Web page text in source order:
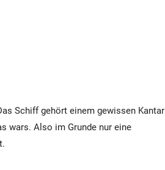
Schiff gehört einem gewissen Kantar
wars. Also im Grunde nur eine